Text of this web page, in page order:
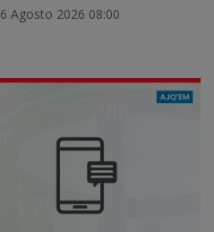
6 Agosto 2026 08:00